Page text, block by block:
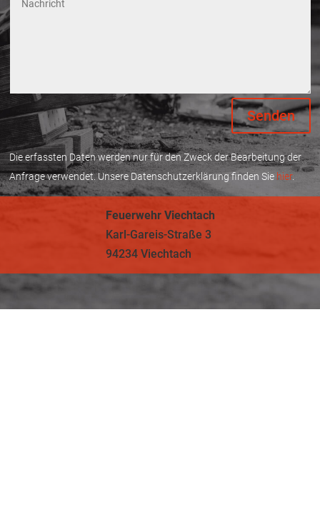
Senden
Alternative:
Die erfassten Daten werden nur für den Zweck der Bearbeitung der
Anfrage verwendet. Unsere Datenschutzerklärung finden Sie hier.
Feuerwehr Viechtach
Karl-Gareis-Straße 3
94234 Viechtach